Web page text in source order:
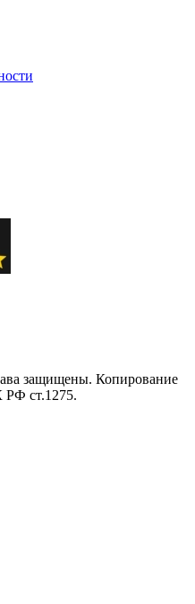
защищены. Копирование
РФ ст.1275.